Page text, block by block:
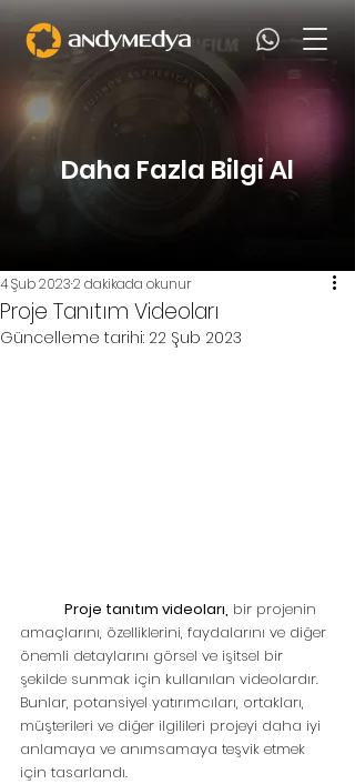
Daha Fazla Bilgi Al
Proje Tanıtım Videoları
4 Şub 20232 dakikada okunur
Güncelleme tarihi: 22 Şub 2023
Proje tanıtım videoları, bir projenin
amaçlarını, özelliklerini, faydalarını ve diğer
önemli detaylarını görsel ve işitsel bir
şekilde sunmak için kullanılan videolardır.
Bunlar, potansiyel yatırımcıları, ortakları,
müşterileri ve diğer ilgilileri projeyi daha iyi
anlamaya ve anımsamaya teşvik etmek
için tasarlandı.